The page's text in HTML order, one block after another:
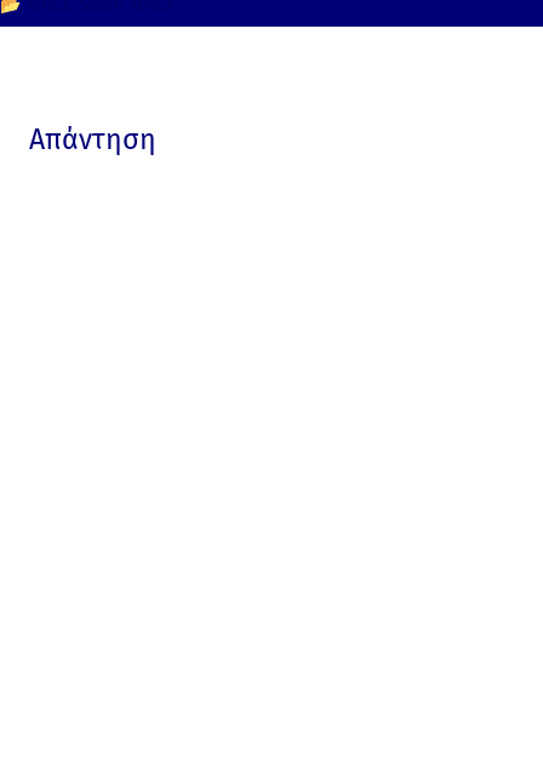
📂
Απάντηση